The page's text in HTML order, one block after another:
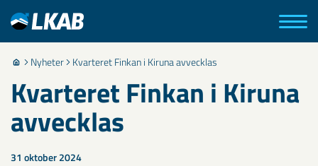
Nyheter Kvarteret Finkan i Kiruna avvecklas
Kvarteret Finkan i Kiruna
avvecklas
31 oktober 2024